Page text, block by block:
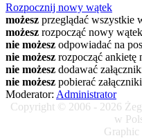
Rozpocznij nowy wątek
możesz przeglądać wszystkie
możesz rozpocząć nowy
nie możesz odpowiadać na
nie możesz rozpocząć ankietę
nie możesz dodawać
nie możesz pobierać
Moderator: Administrator
Copyright © 2006 - 2026
w
Graphic